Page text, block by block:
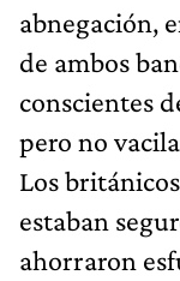
abnegación,
de ambos
conscientes
pero no
Los
estaban
ahorraron